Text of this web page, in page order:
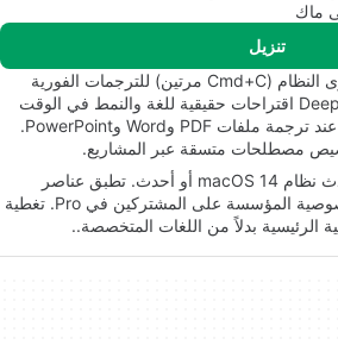
ماك
تنزيل
اختصار على مستوى النظام (Cmd+C مرتين) للترجمات الفورية
داخل التطبيق. يقدم DeepL Write اقتراحات حقيقية للغة والنمط في الوقت
الفعلي. يحافظ على التنسيق عند ترجمة ملفات PDF وWord وPowerPoint.
مصطلحات متسقة عبر المشاريع.
تتطلب الميزات الأحدث نظام macOS 14 أو أحدث. تطبق عناصر
التحكم في اختيار النغمة وخصوصية المؤسسة على المشتركين في Pro. تغطية
الرئيسية بدلاً من اللغات المتخصصة..